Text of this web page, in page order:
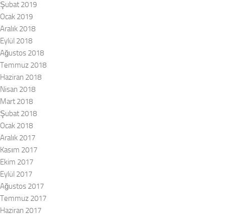
Şubat 2019
Ocak 2019
Aralık 2018
Eylül 2018
Ağustos 2018
Temmuz 2018
Haziran 2018
Nisan 2018
Mart 2018
Şubat 2018
Ocak 2018
Aralık 2017
Kasım 2017
Ekim 2017
Eylül 2017
Ağustos 2017
Temmuz 2017
Haziran 2017